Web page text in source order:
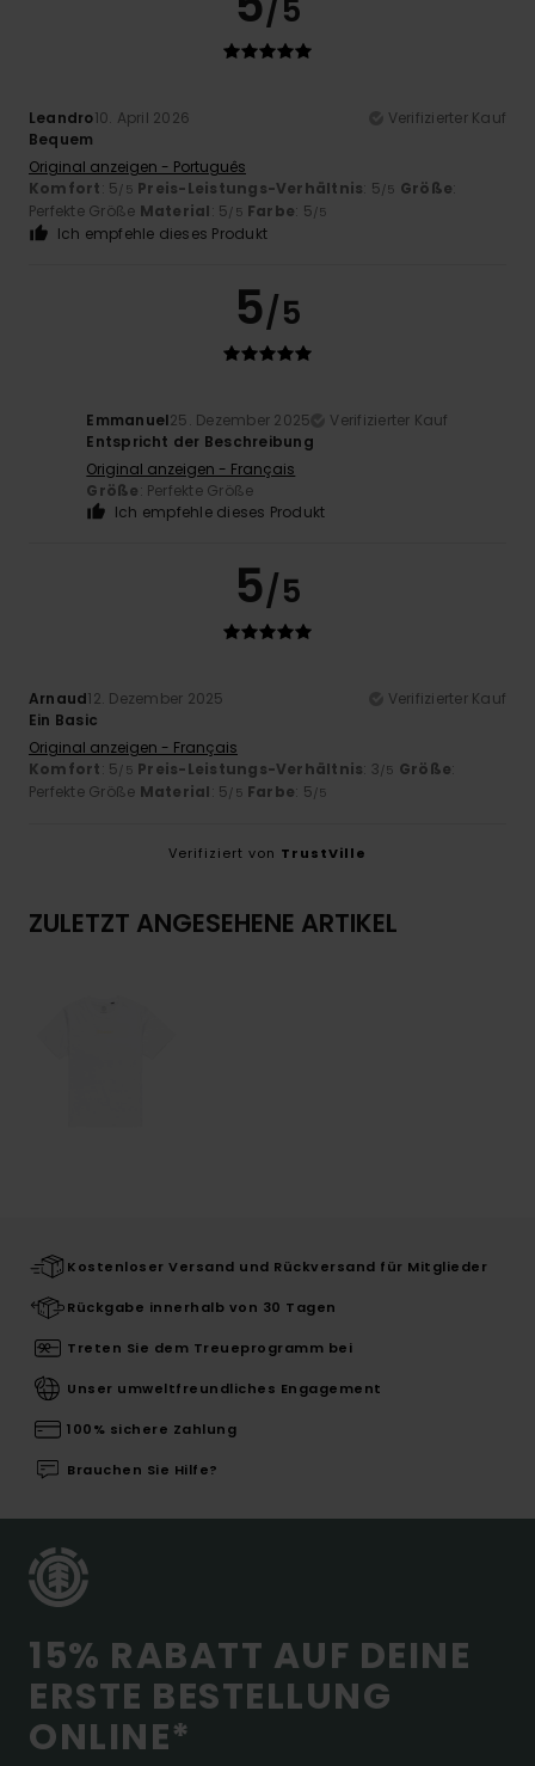
/5
Leandro10. April 2026
Verifizierter Kauf
Bequem
Original anzeigen - Português
Komfort: 5/5 Preis-Leistungs-Verhältnis: 5/5 Größe:
Perfekte Größe Material: 5/5 Farbe: 5/5
Ich empfehle dieses Produkt
5/5
Emmanuel25. Dezember 2025
Verifizierter Kauf
Entspricht der Beschreibung
Original anzeigen - Français
Größe: Perfekte Größe
Ich empfehle dieses Produkt
5/5
Arnaud12. Dezember 2025
Verifizierter Kauf
Ein Basic
Original anzeigen - Français
Komfort: 5/5 Preis-Leistungs-Verhältnis: 3/5 Größe:
Perfekte Größe Material: 5/5 Farbe: 5/5
Verifiziert von TrustVille
ZULETZT ANGESEHENE ARTIKEL
Kostenloser Versand und Rückversand für Mitglieder
Rückgabe innerhalb von 30 Tagen
Treten Sie dem Treueprogramm bei
Unser umweltfreundliches Engagement
100% sichere Zahlung
Brauchen Sie Hilfe?
15% RABATT AUF DEINE
ERSTE BESTELLUNG
ONLINE*